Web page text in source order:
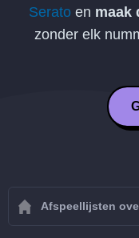
Seratoen maak
zonder elk
Afspeellijsten